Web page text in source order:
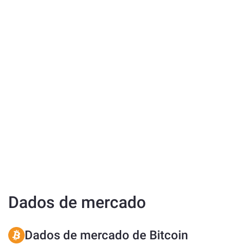
Dados de mercado
Dados de mercado de Bitcoin